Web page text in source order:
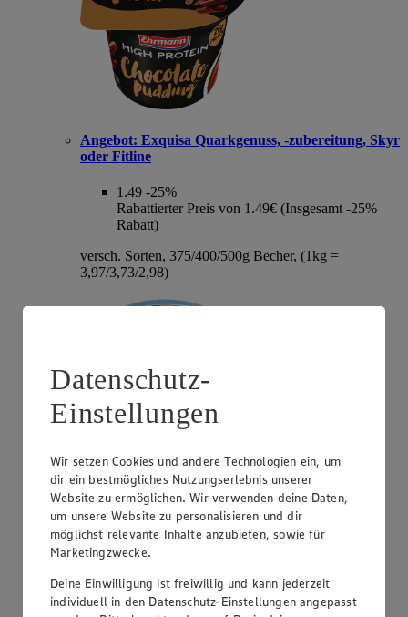
Angebot: Exquisa Quarkgenuss, -zubereitung, Skyr
oder Fitline
1.49 -25%
Rabattierter Preis von 1.49€ (Insgesamt -25%
Rabatt)
versch. Sorten, 375/400/500g Becher, (1kg =
3,97/3,73/2,98)
Angebot:Hochland Patros
1.79 -40%
Rabattierter Preis von 1.79€ (Insgesamt -40%
griech. Weißkäse, versch. Sorten und Fettstufen,
140/150/180g Packung, (1kg = 12,79/11,93/9,94)
Datenschutz-
Einstellungen
Wir setzen Cookies und andere Technologien ein, um
dir ein bestmögliches Nutzungserlebnis unserer
Website zu ermöglichen. Wir verwenden deine Daten,
um unsere Website zu personalisieren und dir
möglichst relevante Inhalte anzubieten, sowie für
Marketingzwecke.
Deine Einwilligung ist freiwillig und kann jederzeit
individuell in den Datenschutz-Einstellungen angepasst